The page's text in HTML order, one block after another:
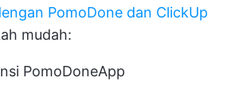
PomoDone dan ClickUp
mudah:
PomoDoneApp